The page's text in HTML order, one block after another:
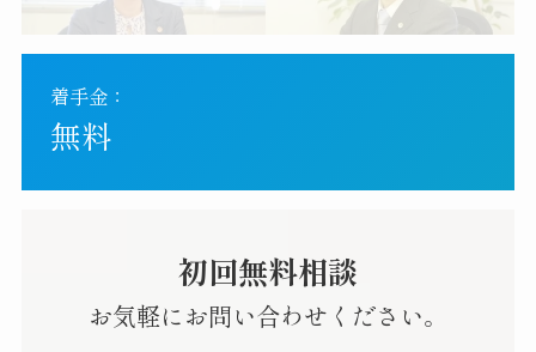
着手金：
無料
初回無料相談
お気軽にお問い合わせください。